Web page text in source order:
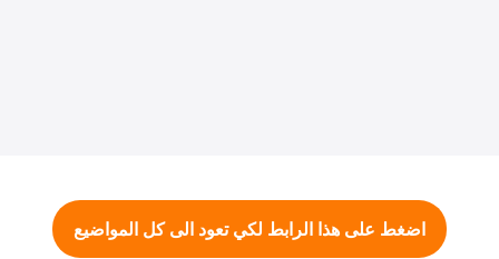
اضغط على هذا الرابط لكي تعود الى كل المواضيع